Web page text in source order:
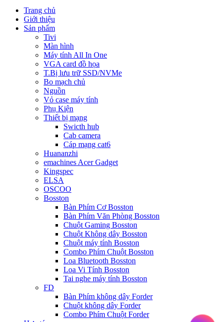
Trang chủ
Giới thiệu
Sản phẩm
Tivi
Màn hình
Máy tính All In One
VGA card đồ họa
T.Bị lưu trữ SSD/NVMe
Bo mạch chủ
Nguồn
Vỏ case máy tính
Phụ Kiện
Thiết bị mạng
Swicth hub
Cab camera
Cáp mạng cat6
Huananzhi
emachines Acer Gadget
Kingspec
ELSA
OSCOO
Bosston
Bàn Phím Cơ Bosston
Bàn Phím Văn Phòng Bosston
Chuột Gaming Bosston
Chuột Không dây Bosston
Chuột máy tính Bosston
Combo Phím Chuột Bosston
Loa Bluetooth Bosston
Loa Vi Tính Bosston
Tai nghe máy tính Bosston
FD
Bàn Phím không dây Forder
Chuột không dây Forder
Combo Phím Chuột Forder